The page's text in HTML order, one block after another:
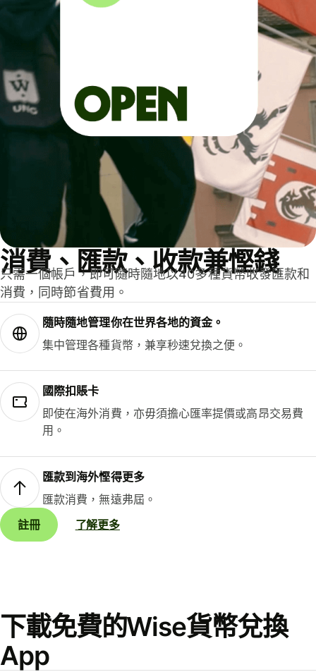
消費、匯款、收款兼慳錢
只需一個帳戶，即可隨時隨地以40多種貨幣收發匯款和
消費，同時節省費用。
隨時隨地管理你在世界各地的資金。
集中管理各種貨幣，兼享秒速兌換之便。
國際扣賬卡
即使在海外消費，亦毋須擔心匯率提價或高昂交易費
用。
匯款到海外慳得更多
匯款消費，無遠弗屆。
註冊
了解更多
下載免費的Wise貨幣兌換
App